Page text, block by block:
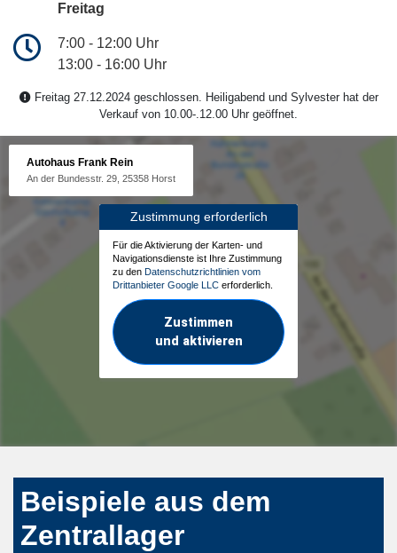
Freitag
7:00 - 12:00 Uhr
13:00 - 16:00 Uhr
Freitag 27.12.2024 geschlossen. Heiligabend und Sylvester hat der
Verkauf von 10.00-.12.00 Uhr geöffnet.
Autohaus Frank Rein
An der Bundesstr. 29, 25358 Horst
Zustimmung erforderlich
Für die Aktivierung der Karten- und
Navigationsdienste ist Ihre Zustimmung
zu den Datenschutzrichtlinien vom
Drittanbieter Google LLC erforderlich.
Zustimmen
und aktivieren
Beispiele aus dem
Zentrallager